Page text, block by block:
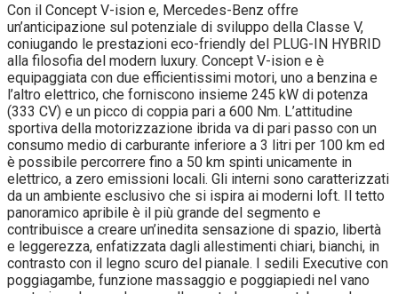
Con il Concept V-ision e, Mercedes-Benz offre
un’anticipazione sul potenziale di sviluppo della Classe V,
coniugando le prestazioni eco-friendly del PLUG-IN HYBRID
alla filosofia del modern luxury. Concept V-ision e è
equipaggiata con due efficientissimi motori, uno a benzina e
l’altro elettrico, che forniscono insieme 245 kW di potenza
(333 CV) e un picco di coppia pari a 600 Nm. L’attitudine
sportiva della motorizzazione ibrida va di pari passo con un
consumo medio di carburante inferiore a 3 litri per 100 km ed
è possibile percorrere fino a 50 km spinti unicamente in
elettrico, a zero emissioni locali. Gli interni sono caratterizzati
da un ambiente esclusivo che si ispira ai moderni loft. Il tetto
panoramico apribile è il più grande del segmento e
contribuisce a creare un’inedita sensazione di spazio, libertà
e leggerezza, enfatizzata dagli allestimenti chiari, bianchi, in
contrasto con il legno scuro del pianale. I sedili Executive con
poggiagambe, funzione massaggio e poggiapiedi nel vano